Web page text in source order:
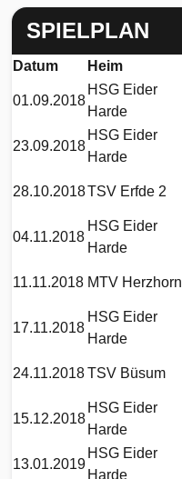
SPIELPLAN
Datum Heim
01.09.2018
HSG Eider
Harde
23.09.2018
HSG Eider
Harde
28.10.2018TSV Erfde 2
04.11.2018
HSG Eider
Harde
11.11.2018 MTV Herzhorn
17.11.2018
HSG Eider
Harde
24.11.2018TSV Büsum
15.12.2018
HSG Eider
Harde
13.01.2019
HSG Eider
Harde